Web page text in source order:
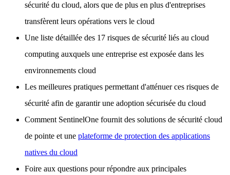
sécurité du cloud, alors que de plus en plus d'entreprises
transfèrent leurs opérations vers le cloud
Une liste détaillée des 17 risques de sécurité liés au cloud
computing auxquels une entreprise est exposée dans les
environnements cloud
Les meilleures pratiques permettant d'atténuer ces risques de
sécurité afin de garantir une adoption sécurisée du cloud
Comment SentinelOne fournit des solutions de sécurité cloud
de pointe et une plateforme de protection des applications
natives du cloud
Foire aux questions pour répondre aux principales